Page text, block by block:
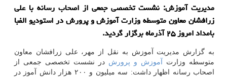
مدیریت آموزش: نشست تخصصی جمعی از اصحاب رسانه با علی
زرافشان معاون متوسطه وزارت آموزش و پرورش در استودیو الفبا
بامداد امروز ۲۵ آذرماه برگزار گردید.
به گزارش مدیریت آموزش به نقل از مهر، علی زرافشان معاون
متوسطه وزارت
آموزش و پرورش در نشست تخصصی جمعی از
اصحاب رسانه اظهار داشت: سه میلیون و ۲۰۰ هزار دانش آموز در